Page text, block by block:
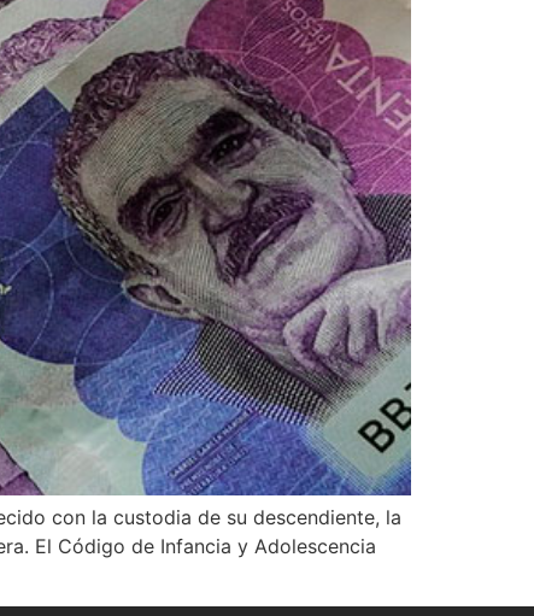
con la custodia de su descendiente, la
El Código de Infancia y Adolescencia